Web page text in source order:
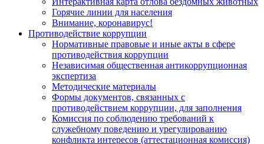
Горячие линии для населения
Внимание, коронавирус!
Противодействие коррупции
Нормативные правовые и иные акты в сфере
противодействия коррупции
Независимая общественная антикоррупционная
экспертиза
Методические материалы
Формы документов, связанных с
противодействием коррупции, для заполнения
Комиссия по соблюдению требований к
служебному поведению и урегулированию
конфликта интересов (аттестационная комиссия)